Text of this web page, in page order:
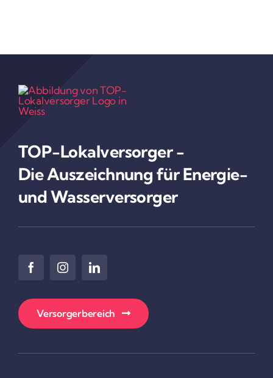
TOP-Lokal­ver­sorger -
Die Auszeich­nung für Energie-
und Wasser­ver­sorger
Versor­ger­be­reich